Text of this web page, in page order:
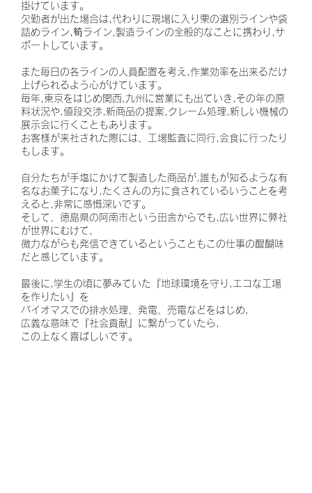
掛けています。
欠勤者が出た場合は,代わりに現場に入り栗の選別ラインや袋
詰めライン,筍ライン,製造ラインの全般的なことに携わり,サ
ポートしています。
また毎日の各ラインの人員配置を考え,作業効率を出来るだけ
上げられるよう心がけています。
毎年,東京をはじめ関西,九州に営業にも出ていき,その年の原
料状況や,値段交渉,新商品の提案,クレーム処理,新しい機械の
展示会に行くこともあります。
お客様が来社された際には、工場監査に同行,会食に行ったり
もします。
自分たちが手塩にかけて製造した商品が,誰もが知るような有
名なお菓子になり,たくさんの方に食されているいうことを考
えると,非常に感慨深いです。
そして、徳島県の阿南市という田舎からでも,広い世界に弊社
が世界にむけて,
微力ながらも発信できているということもこの仕事の醍醐味
だと感じています。
最後に,学生の頃に夢みていた『地球環境を守り,エコな工場
を作りたい』を
バイオマスでの排水処理、発電、売電などをはじめ,
広義な意味で『社会貢献』に繋がっていたら,
この上なく喜ばしいです。